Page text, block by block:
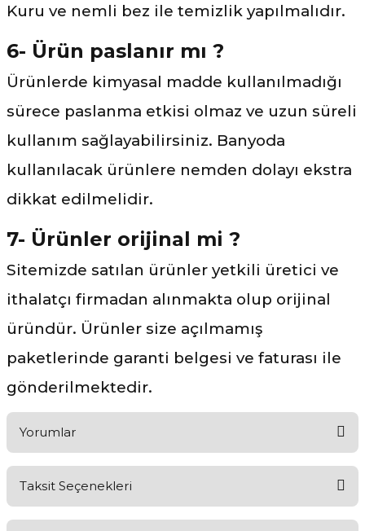
Kuru ve nemli bez ile temizlik yapılmalıdır.
6- Ürün paslanır mı ?
Ürünlerde kimyasal madde kullanılmadığı
sürece paslanma etkisi olmaz ve uzun süreli
kullanım sağlayabilirsiniz. Banyoda
kullanılacak ürünlere nemden dolayı ekstra
dikkat edilmelidir.
7- Ürünler orijinal mi ?
Sitemizde satılan ürünler yetkili üretici ve
ithalatçı firmadan alınmakta olup orijinal
üründür. Ürünler size açılmamış
paketlerinde garanti belgesi ve faturası ile
gönderilmektedir.
Yorumlar
Taksit Seçenekleri